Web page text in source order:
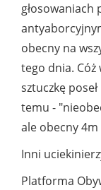
obecny na
tego dnia. Cóż
sztuczkę
temu -
ale obecny 4m
Inni
Platforma